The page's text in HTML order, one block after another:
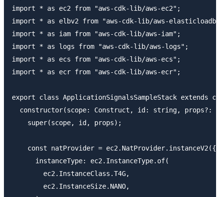
import * as ec2 from "aws-cdk-lib/aws-ec2";
import * as elbv2 from "aws-cdk-lib/aws-
import * as iam from "aws-cdk-lib/aws-iam";
import * as logs from "aws-cdk-lib/aws-logs";
import * as ecs from "aws-cdk-lib/aws-ecs";
import * as ecr from "aws-cdk-lib/aws-ecr";
export class ApplicationSignalsSampleStack extends
constructor(scope: Construct, id: string, props?:
    super(scope, id, props);
    const natProvider = ec2.NatProvider.instanceV2({
      instanceType: ec2.InstanceType.of(
        ec2.InstanceClass.T4G,
        ec2.InstanceSize.NANO,